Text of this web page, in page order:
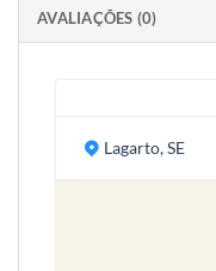
AVALIAÇÕES (0)
Lagarto, SE